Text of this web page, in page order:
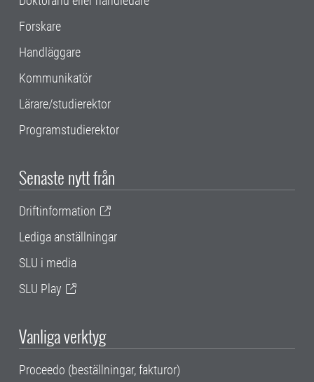
Forskare
Handläggare
Kommunikatör
Lärare/studierektor
Programstudierektor
Senaste nytt från
Driftinformation
Lediga anställningar
SLU i media
SLU Play
Vanliga verktyg
Proceedo (beställningar, fakturor)